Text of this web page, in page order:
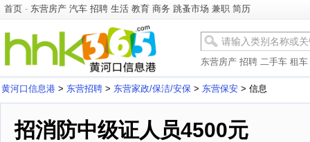
首页 - 东营房产 汽车 招聘 生活 教育 商务 跳蚤市场 兼职 简历
东营房产 招聘 二手车 租车
黄河口信息港 > 东营招聘 > 东营家政/保洁/安保 > 东营保安 > 信息
招消防中级证人员4500元